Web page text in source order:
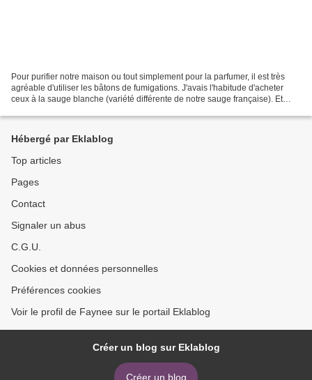
Pour purifier notre maison ou tout simplement pour la parfumer, il est très
agréable d'utiliser les bâtons de fumigations. J'avais l'habitude d'acheter
ceux à la sauge blanche (variété différente de notre sauge française). Et
Hébergé par Eklablog
Top articles
Pages
Contact
Signaler un abus
C.G.U.
Cookies et données personnelles
Préférences cookies
Voir le profil de Faynee sur le portail Eklablog
Créer un blog sur Eklablog
Créer un blog